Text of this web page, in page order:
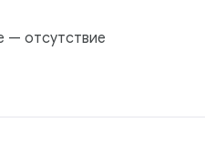
— отсутствие